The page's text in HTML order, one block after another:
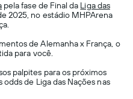
pela fase de Final da Liga das
2025, no estádio MHPArena
de Alemanha x França, o
para você.
palpites para os próximos
odds de Liga das Nações nas